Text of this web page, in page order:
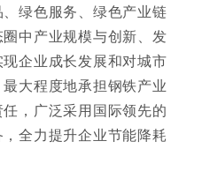
绿色服务、绿色产业链
中产业规模与创新、发
企业成长发展和对城市
大程度地承担钢铁产业
，广泛采用国际领先的
全力提升企业节能降耗